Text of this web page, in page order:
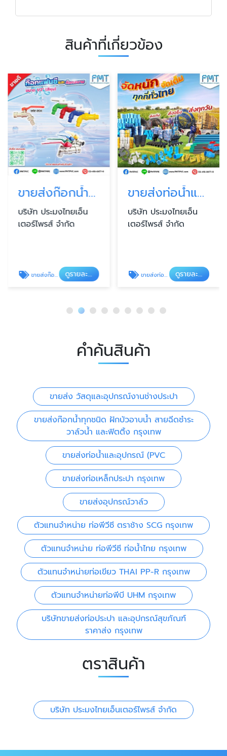
สินค้าที่เกี่ยวข้อง
ขายส่งก๊อกน้ำทุกชนิด ฝักบัวอาบน้ำ สายฉีดชำระ วาล์วน้ำ และฟิตติ้ง กรุงเทพ
บริษัท ประมงไทยเอ็น
เตอร์ไพรส์ จำกัด
ขายส่งก๊อกน้ำทุกชนิด ฝักบัวอาบน้ำ สายฉีดชำระ วาล์วน้ำ และฟิตติ้ง กรุงเทพ ดูรายละเอียด
ขายส่งท่อน้ำและอุปกรณ์ (PVC, PPR, PE, HDPE)
บริษัท ประมงไทยเอ็น
เตอร์ไพรส์ จำกัด
ขายส่งท่อน้ำและอุปกรณ์ (PVC ดูรายละเอียด
คำค้นสินค้า
ขายส่ง วัสดุและอุปกรณ์งานช่างประปา
ขายส่งก๊อกน้ำทุกชนิด ฝักบัวอาบน้ำ สายฉีดชำระ
วาล์วน้ำ และฟิตติ้ง กรุงเทพ
ขายส่งท่อน้ำและอุปกรณ์ (PVC
ขายส่งท่อเหล็กประปา กรุงเทพ
ขายส่งอุปกรณ์วาล์ว
ตัวแทนจำหน่าย ท่อพีวีซี ตราช้าง SCG กรุงเทพ
ตัวแทนจำหน่าย ท่อพีวีซี ท่อน้ำไทย กรุงเทพ
ตัวแทนจำหน่ายท่อเขียว THAI PP-R กรุงเทพ
ตัวแทนจำหน่ายท่อพีบี UHM กรุงเทพ
บริษัทขายส่งท่อประปา และอุปกรณ์สุขภัณฑ์
ราคาส่ง กรุงเทพ
ตราสินค้า
บริษัท ประมงไทยเอ็นเตอร์ไพรส์ จำกัด